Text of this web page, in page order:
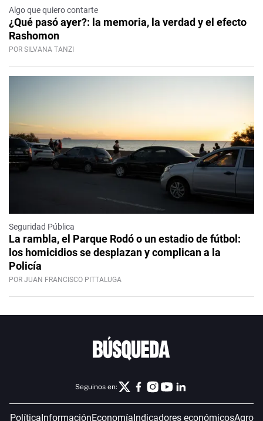
Algo que quiero contarte
¿Qué pasó ayer?: la memoria, la verdad y el efecto
Rashomon
POR SILVANA TANZI
Seguridad Pública
La rambla, el Parque Rodó o un estadio de fútbol:
los homicidios se desplazan y complican a la
Policía
POR JUAN FRANCISCO PITTALUGA
Seguinos en:
Política InformaciónEconomía Indicadores económicosAgro